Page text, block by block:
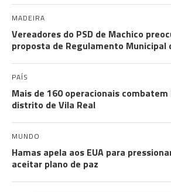
MADEIRA
Vereadores do PSD de Machico
proposta de Regulamento Municipal
PAÍS
Mais de 160 operacionais combatem
distrito de Vila Real
MUNDO
Hamas apela aos EUA para
aceitar plano de paz